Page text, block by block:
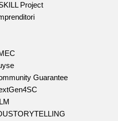
Project
Guarantee